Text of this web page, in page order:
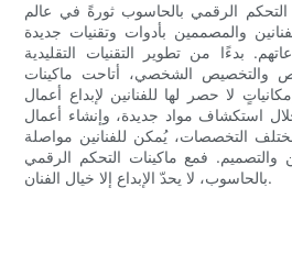
الرقمي بالحاسوب ثورةً في عالم
والمصممين بأدوات وتقنيات جديدة
بدءًا من تطوير التقنيات التقليدية
والتخصيص الشخصي، أتاحت ماكينات
لا حصر لها للفنانين لإبداع أعمال
استكشاف مواد جديدة، وإنشاء أعمال
التخصصات، يُمكن للفنانين مواصلة
والتصميم. فمع ماكينات التحكم الرقمي
بالحاسوب، لا يحدّ الإبداع إلا خيال الفنان.